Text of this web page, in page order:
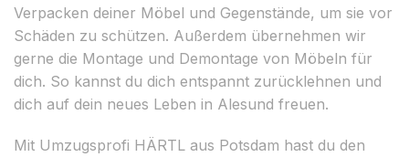
Verpacken deiner Möbel und Gegenstände, um sie vor
Schäden zu schützen. Außerdem übernehmen wir
gerne die Montage und Demontage von Möbeln für
dich. So kannst du dich entspannt zurücklehnen und
dich auf dein neues Leben in Alesund freuen.
Mit Umzugsprofi HÄRTL aus Potsdam hast du den